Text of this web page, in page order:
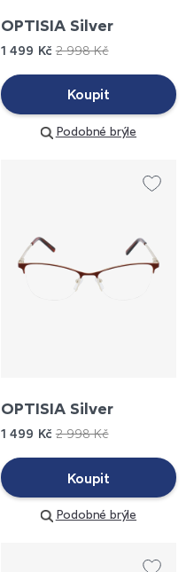
OPTISIA Silver
1 499 Kč 2 998 Kč
Koupit
Podobné brýle
OPTISIA Silver
1 499 Kč 2 998 Kč
Koupit
Podobné brýle